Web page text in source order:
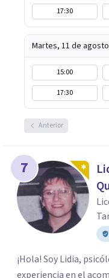
17:30
Martes, 11 de agosto
15:00
17:30
Anterior
7
¡Hola! Soy Lidia,
experiencia en el